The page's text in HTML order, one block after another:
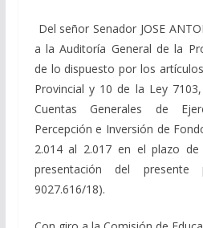
Del señor Senador JOSE
a la Auditoría General de la
de lo dispuesto por los
Provincial y 10 de la Ley
Cuentas Generales de
Percepción e Inversión de
2.014 al 2.017 en el plazo
presentación del presente
9027.616/18).